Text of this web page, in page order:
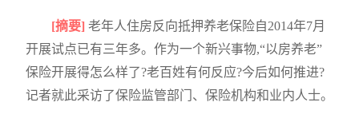
[摘要] 老年人住房反向抵押养老保险自2014年7月
开展试点已有三年多。作为一个新兴事物,“以房养老”
保险开展得怎么样了?老百姓有何反应?今后如何推进?
记者就此采访了保险监管部门、保险机构和业内人士。